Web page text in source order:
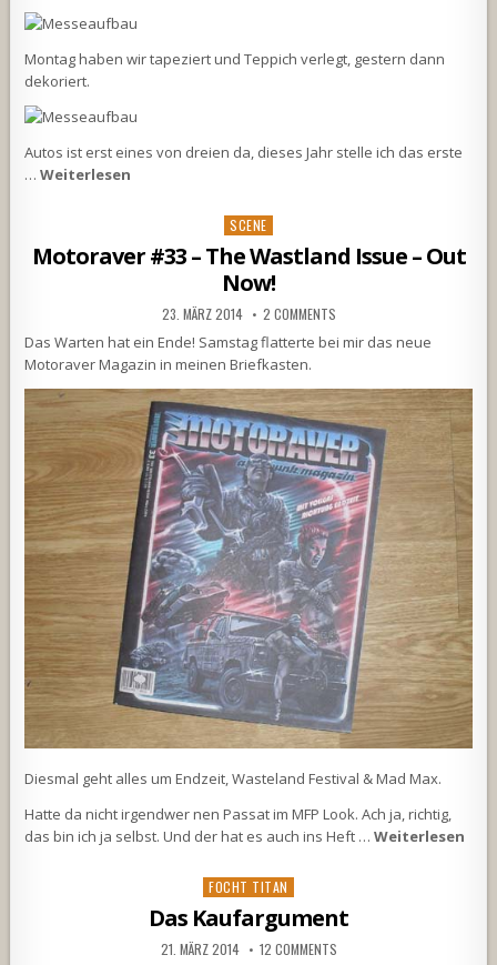
Montag haben wir tapeziert und Teppich verlegt, gestern dann
dekoriert.
Autos ist erst eines von dreien da, dieses Jahr stelle ich das erste
…Weiterlesen
Posted
in
SCENE
Motoraver #33 – The Wastland Issue – Out
Now!
23. MÄRZ 2014 2 COMMENTS
Das Warten hat ein Ende! Samstag flatterte bei mir das neue
Motoraver Magazin in meinen Briefkasten.
Diesmal geht alles um Endzeit, Wasteland Festival & Mad Max.
Hatte da nicht irgendwer nen Passat im MFP Look. Ach ja, richtig,
das bin ich ja selbst. Und der hat es auch ins Heft …Weiterlesen
Posted
in
FOCHT TITAN
Das Kaufargument
21. MÄRZ 2014 12 COMMENTS